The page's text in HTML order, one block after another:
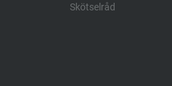
Skötselråd